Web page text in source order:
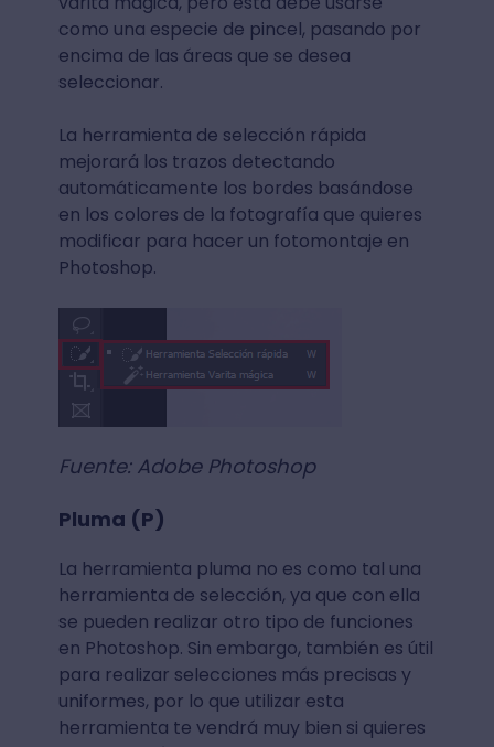
como una especie de pincel, pasando por
encima de las áreas que se desea
seleccionar.
La herramienta de selección rápida
mejorará los trazos detectando
automáticamente los bordes basándose
en los colores de la fotografía que quieres
modificar para hacer un fotomontaje en
Photoshop.
Fuente: Adobe Photoshop
Pluma (P)
La herramienta pluma no es como tal una
herramienta de selección, ya que con ella
se pueden realizar otro tipo de funciones
en Photoshop. Sin embargo, también es útil
para realizar selecciones más precisas y
uniformes, por lo que utilizar esta
herramienta te vendrá muy bien si quieres